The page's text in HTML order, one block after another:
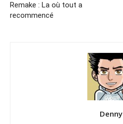
Remake : La où tout a
recommencé
Denny